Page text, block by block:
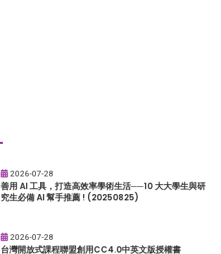
2026-07-28
善用 AI 工具，打造高效率學術生活──10 大大學生與研
究生必備 AI 幫手推薦 ! (20250825)
2026-07-28
台灣開放式課程聯盟創用CC4.0中英文版授權書